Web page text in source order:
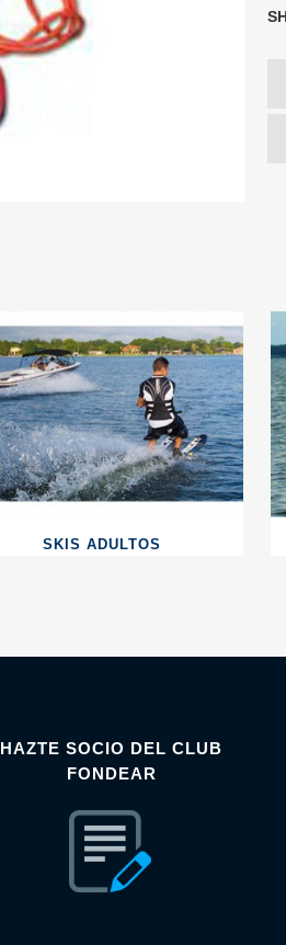
SKIS ADULTOS
HAZTE SOCIO DEL CLUB
FONDEAR